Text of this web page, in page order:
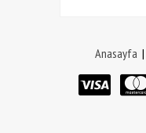
Anasayfa |